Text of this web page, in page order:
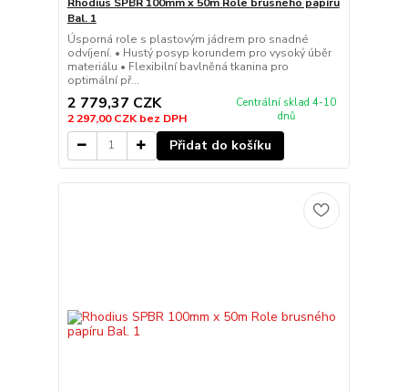
Bal. 1
Úsporná role s plastovým jádrem pro snadné
odvíjení. • Hustý posyp korundem pro vysoký úběr
materiálu • Flexibilní bavlněná tkanina pro
optimální př...
2 779,37 CZK
2 297,00 CZKbez DPH
Centrální sklad 4-10
dnů
Přidat do košíku